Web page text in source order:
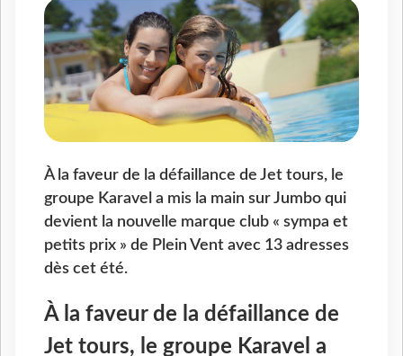
À la faveur de la défaillance de Jet tours, le
groupe Karavel a mis la main sur Jumbo qui
devient la nouvelle marque club « sympa et
petits prix » de Plein Vent avec 13 adresses
dès cet été.
À la faveur de la défaillance de
Jet tours, le groupe Karavel a